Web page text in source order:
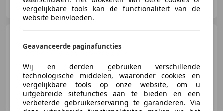
NL-3903 LK VEENENDAAL
*Trekhaak|Airco
€ 1.350
vergelijkbare tools kan de functionaliteit van de
website beïnvloeden.
Geavanceerde paginafuncties
Wij en derden gebruiken verschillende
technologische middelen, waaronder cookies en
vergelijkbare tools op onze website, om u
uitgebreide sitefuncties aan te bieden en een
verbeterde gebruikerservaring te garanderen. Via